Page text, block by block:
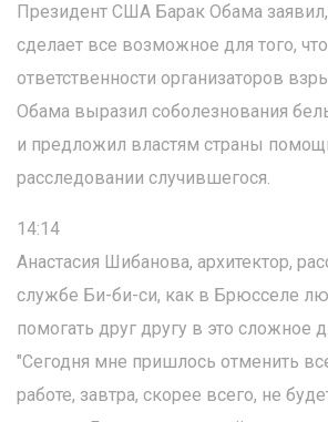
Президент США Барак Обама заявил,
сделает все возможное для того,
ответственности организаторов
Обама выразил соболезнования
и предложил властям страны
расследовании случившегося.
14:14
Анастасия Шибанова, архитектор,
службе Би-би-си, как в Брюсселе
помогать друг другу в это сложное
"Сегодня мне пришлось отменить
работе, завтра, скорее всего, не